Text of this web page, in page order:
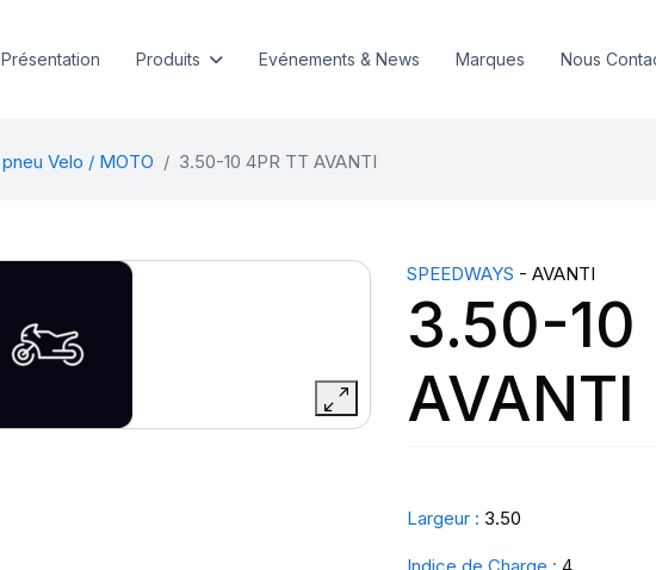
Présentation Produits Evénements & News Marques Nous
pneu Velo / MOTO 3.50-10 4PR TT AVANTI
SPEEDWAYS - AVANTI
3.50-10
AVANTI
Largeur : 3.50